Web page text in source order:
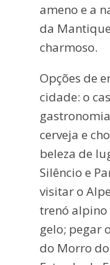
ameno e a
da
charmoso.
Opções de
cidade: o
cerveja e
beleza de
Silêncio e
visitar o
trenó alpino
gelo; pegar
do Morro